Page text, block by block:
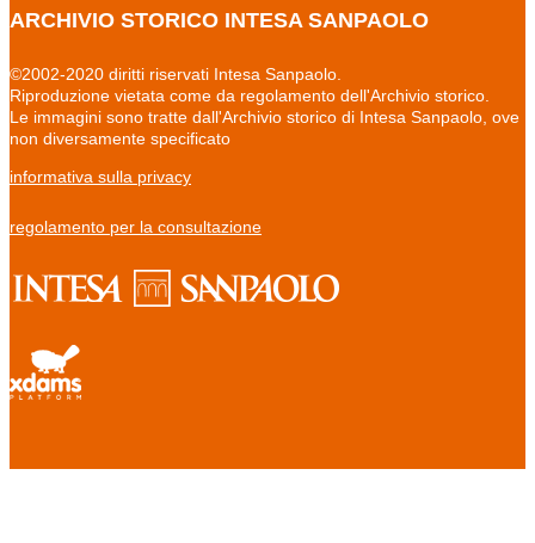
ARCHIVIO STORICO INTESA SANPAOLO
©2002-2020 diritti riservati Intesa Sanpaolo.
Riproduzione vietata come da regolamento dell'Archivio storico.
Le immagini sono tratte dall'Archivio storico di Intesa Sanpaolo, ove
non diversamente specificato
informativa sulla privacy
regolamento per la consultazione